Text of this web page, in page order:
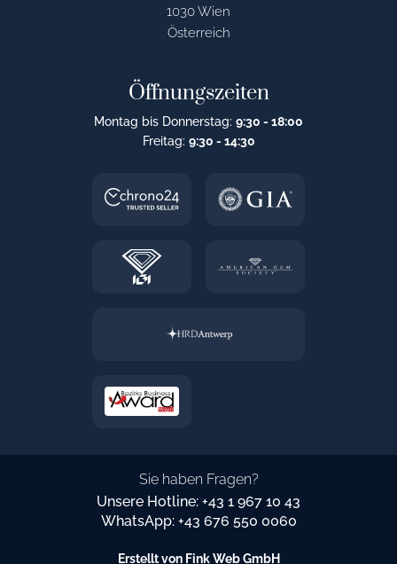
1030 Wien
Österreich
Öffnungszeiten
Montag bis Donnerstag: 9:30 - 18:00
Freitag: 9:30 - 14:30
Sie haben Fragen?
Unsere Hotline: +43 1 967 10 43
WhatsApp: +43 676 550 0060
Erstellt von Fink Web GmbH